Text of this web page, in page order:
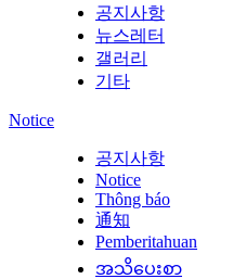
공지사항
뉴스레터
갤러리
기타
Notice
공지사항
Notice
Thông báo
通知
Pemberitahuan
အသိပေးစာ